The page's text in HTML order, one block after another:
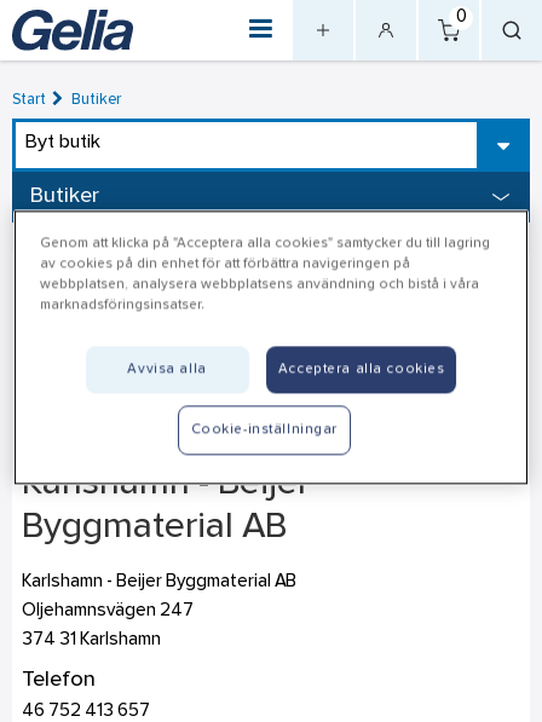
0
Start Butiker
Byt butik
Butiker
Karlshamn - Beijer
Byggmaterial AB
Karlshamn - Beijer Byggmaterial AB
Oljehamnsvägen 247
374 31 Karlshamn
Telefon
46 752 413 657
Genom att klicka på "Acceptera alla cookies" samtycker du till lagring
av cookies på din enhet för att förbättra navigeringen på
webbplatsen, analysera webbplatsens användning och bistå i våra
marknadsföringsinsatser.
Avvisa alla Acceptera alla cookies
Cookie-inställningar